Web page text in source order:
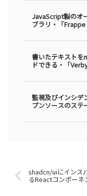
JavaScript製のオ
ブラリ・「Frappe
書いたテキストを
ドできる・「Verby
監視及びインシデ
プンソースのステ
shadcn/uiにインス
るReactコンポーネ